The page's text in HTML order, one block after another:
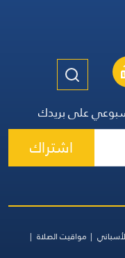
على بريدك
اشتراك
مواقيت الصلاة